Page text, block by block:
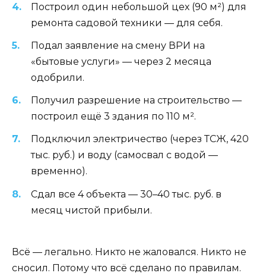
Построил один небольшой цех (90 м²) для
ремонта садовой техники — для себя.
Подал заявление на смену ВРИ на
«бытовые услуги» — через 2 месяца
одобрили.
Получил разрешение на строительство —
построил ещё 3 здания по 110 м².
Подключил электричество (через ТСЖ, 420
тыс. руб.) и воду (самосвал с водой —
временно).
Сдал все 4 объекта — 30–40 тыс. руб. в
месяц чистой прибыли.
Всё — легально. Никто не жаловался. Никто не
сносил. Потому что всё сделано по правилам.